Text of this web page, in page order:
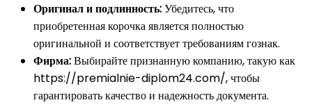
Оригинал и подлинность:Убедитесь, что
приобретенная корочка является полностью
оригинальной и соответствует требованиям гознак.
Фирма:Выбирайте признанную компанию, такую как
https://premialnie-diplom24.com/, чтобы
гарантировать качество и надежность документа.